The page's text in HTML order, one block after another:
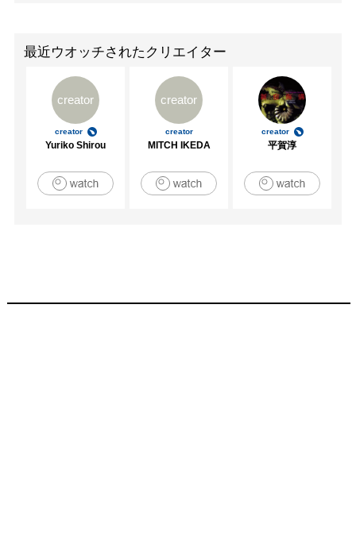
最近ウオッチされたクリエイター
creator
creator
Yuriko Shirou
creator
creator
MITCH IKEDA
creator
平賀淳